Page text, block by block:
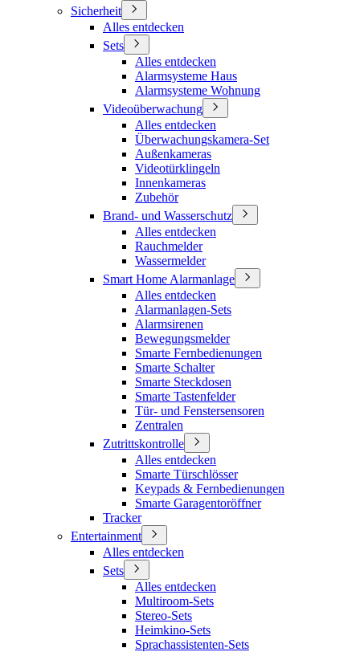
Sicherheit
Alles entdecken
Sets
Alles entdecken
Alarmsysteme Haus
Alarmsysteme Wohnung
Videoüberwachung
Alles entdecken
Überwachungskamera-Set
Außenkameras
Videotürklingeln
Innenkameras
Zubehör
Brand- und Wasserschutz
Alles entdecken
Rauchmelder
Wassermelder
Smart Home Alarmanlage
Alles entdecken
Alarmanlagen-Sets
Alarmsirenen
Bewegungsmelder
Smarte Fernbedienungen
Smarte Schalter
Smarte Steckdosen
Smarte Tastenfelder
Tür- und Fenstersensoren
Zentralen
Zutrittskontrolle
Alles entdecken
Smarte Türschlösser
Keypads & Fernbedienungen
Smarte Garagentoröffner
Tracker
Entertainment
Alles entdecken
Sets
Alles entdecken
Multiroom-Sets
Stereo-Sets
Heimkino-Sets
Sprachassistenten-Sets